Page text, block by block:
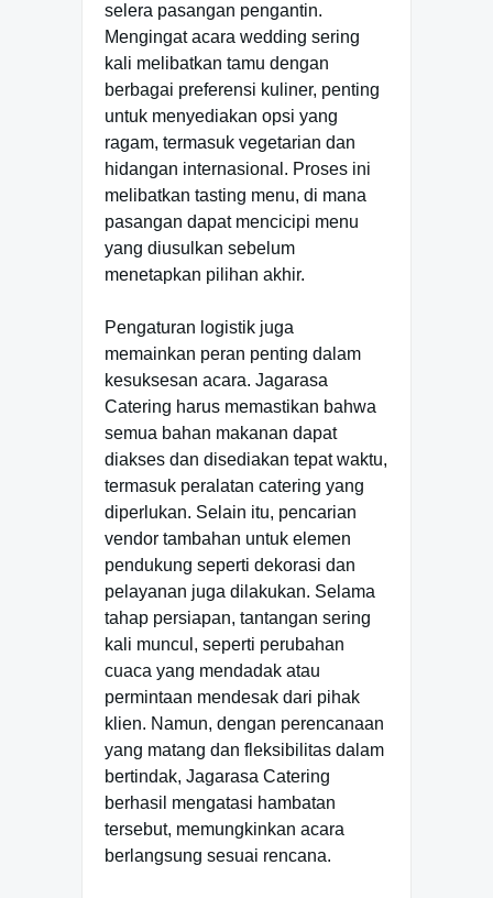
selera pasangan pengantin.
Mengingat acara wedding sering
kali melibatkan tamu dengan
berbagai preferensi kuliner, penting
untuk menyediakan opsi yang
ragam, termasuk vegetarian dan
hidangan internasional. Proses ini
melibatkan tasting menu, di mana
pasangan dapat mencicipi menu
yang diusulkan sebelum
menetapkan pilihan akhir.
Pengaturan logistik juga
memainkan peran penting dalam
kesuksesan acara. Jagarasa
Catering harus memastikan bahwa
semua bahan makanan dapat
diakses dan disediakan tepat waktu,
termasuk peralatan catering yang
diperlukan. Selain itu, pencarian
vendor tambahan untuk elemen
pendukung seperti dekorasi dan
pelayanan juga dilakukan. Selama
tahap persiapan, tantangan sering
kali muncul, seperti perubahan
cuaca yang mendadak atau
permintaan mendesak dari pihak
klien. Namun, dengan perencanaan
yang matang dan fleksibilitas dalam
bertindak, Jagarasa Catering
berhasil mengatasi hambatan
tersebut, memungkinkan acara
berlangsung sesuai rencana.